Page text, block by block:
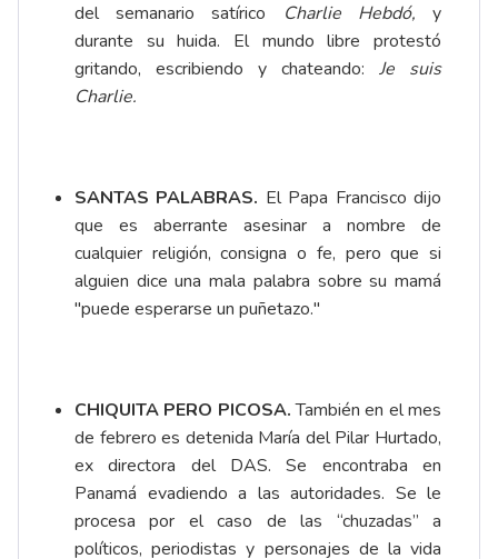
del semanario satírico
Charlie Hebdó, y
durante su huida. El mundo libre protestó
gritando, escribiendo y chateando: Je suis
Charlie.
SANTAS PALABRAS. El Papa Francisco dijo
que es aberrante asesinar a nombre de
cualquier religión, consigna o fe, pero que si
alguien dice una mala palabra sobre su mamá
"puede esperarse un puñetazo."
CHIQUITA PERO PICOSA.También en el mes
de febrero es detenida María del Pilar Hurtado,
ex directora del DAS. Se encontraba en
Panamá evadiendo a las autoridades. Se le
procesa por el caso de las “chuzadas” a
políticos, periodistas y personajes de la vida